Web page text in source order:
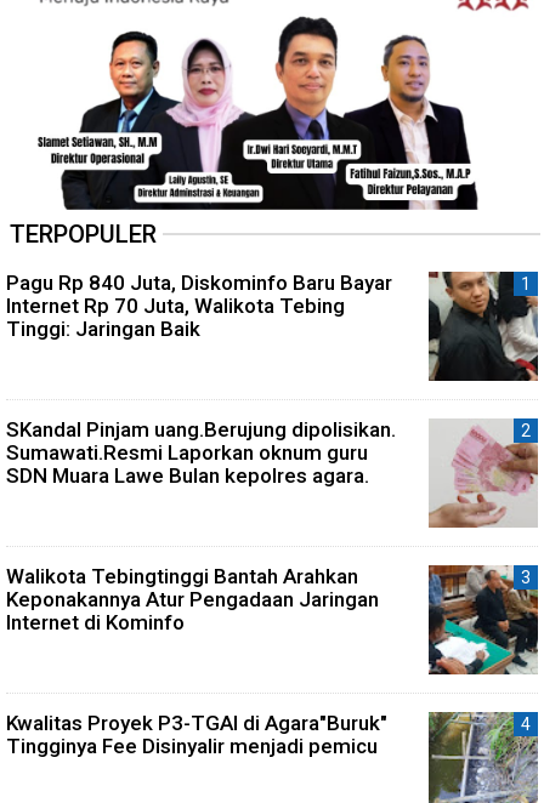
TERPOPULER
Pagu Rp 840 Juta, Diskominfo Baru Bayar
Internet Rp 70 Juta, Walikota Tebing
Tinggi: Jaringan Baik
SKandal Pinjam uang.Berujung dipolisikan.
Sumawati.Resmi Laporkan oknum guru
SDN Muara Lawe Bulan kepolres agara.
Walikota Tebingtinggi Bantah Arahkan
Keponakannya Atur Pengadaan Jaringan
Internet di Kominfo
Kwalitas Proyek P3-TGAI di Agara"Buruk"
Tingginya Fee Disinyalir menjadi pemicu